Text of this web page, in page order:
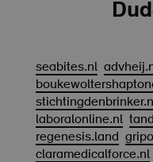
seabites.nl
laboralonline.nl
regenesis.land
claramedicalforce.nl